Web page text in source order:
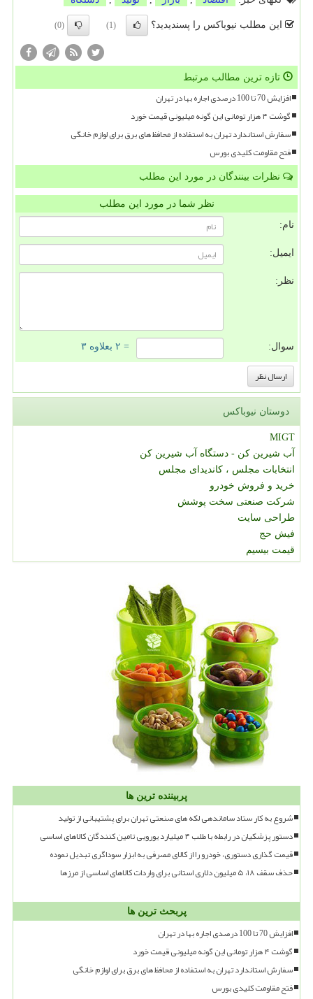
این مطلب نیوباکس را پسندیدید؟ (1)
(0)
تازه ترین مطالب مرتبط
افزایش 70 تا 100 درصدی اجاره بها در تهران
گوشت ۴ هزار تومانی این گونه میلیونی قیمت خورد
سفارش استاندارد تهران به استفاده از محافظ های برق برای لوازم خانگی
فتح مقاومت کلیدی بورس
نظرات بینندگان در مورد این مطلب
نظر شما در مورد این مطلب
نام:
ایمیل:
نظر:
سوال: = ۲ بعلاوه ۳
دوستان نیوباکس
MIGT
آب شیرین کن - دستگاه آب شیرین کن
انتخابات مجلس ، کاندیدای مجلس
خرید و فروش خودرو
شرکت صنعتی سخت پوشش
طراحی سایت
فیش حج
قیمت بیسیم
پربیننده ترین ها
شروع به کار ستاد ساماندهی لکه های صنعتی تهران برای پشتیبانی از تولید
دستور پزشکیان در رابطه با طلب ۴ میلیارد یورویی تامین کنندگان کالاهای اساسی
قیمت گذاری دستوری، خودرو را از کالای مصرفی به ابزار سوداگری تبدیل نموده
حذف سقف ۱۸، ۵ میلیون دلاری استانی برای واردات کالاهای اساسی از مرزها
پربحث ترین ها
افزایش 70 تا 100 درصدی اجاره بها در تهران
گوشت ۴ هزار تومانی این گونه میلیونی قیمت خورد
سفارش استاندارد تهران به استفاده از محافظ های برق برای لوازم خانگی
فتح مقاومت کلیدی بورس